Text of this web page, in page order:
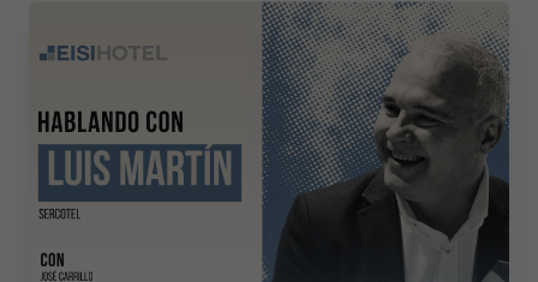
2026-05-19 08:00:00